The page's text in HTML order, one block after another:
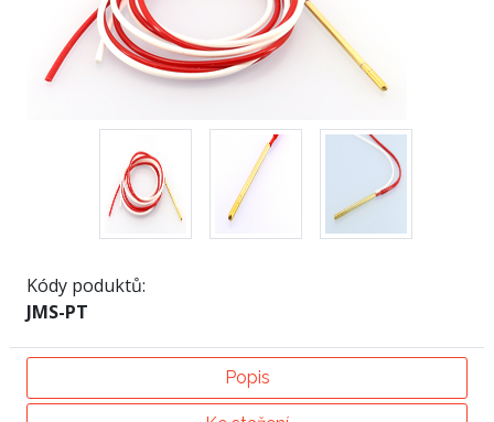
Kódy poduktů:
JMS-PT
Popis